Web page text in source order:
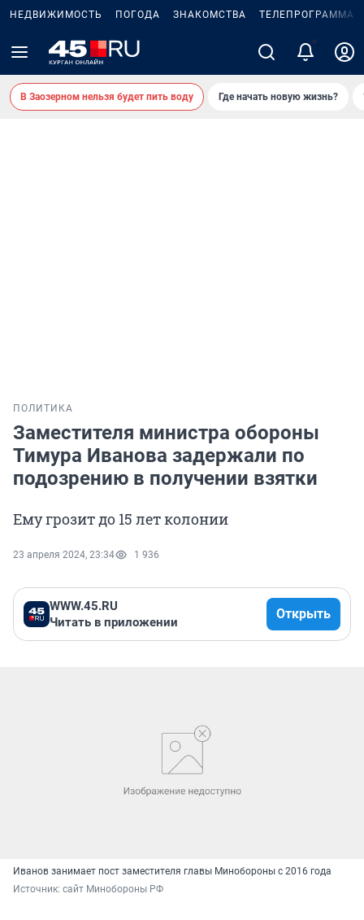
НЕДВИЖИМОСТЬ ПОГОДА ЗНАКОМСТВА ТЕЛЕПРОГРАММА
В Заозерном нельзя будет пить воду Где начать новую жизнь?
ПОЛИТИКА
Заместителя министра обороны
Тимура Иванова задержали по
подозрению в получении взятки
Ему грозит до 15 лет колонии
23 апреля 2024, 23:34 1 936
WWW.45.RU
Читать в приложении
Открыть
Иванов занимает пост заместителя главы Минобороны с 2016 года
Источник: сайт Минобороны РФ